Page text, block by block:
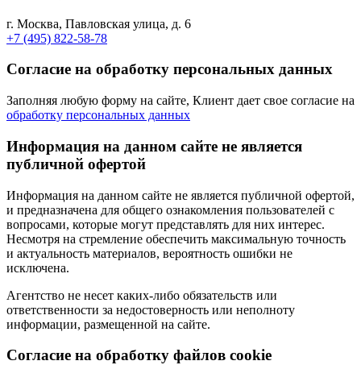
г. Москва, Павловская улица, д. 6
+7 (495) 822-58-78
Согласие на обработку персональных данных
Заполняя любую форму на сайте, Клиент дает свое согласие на
обработку персональных данных
Информация на данном сайте не является
публичной офертой
Информация на данном сайте не является публичной офертой,
и предназначена для общего ознакомления пользователей с
вопросами, которые могут представлять для них интерес.
Несмотря на стремление обеспечить максимальную точность
и актуальность материалов, вероятность ошибки не
исключена.
Агентство не несет каких-либо обязательств или
ответственности за недостоверность или неполноту
информации, размещенной на сайте.
Cогласие на обработку файлов cookie